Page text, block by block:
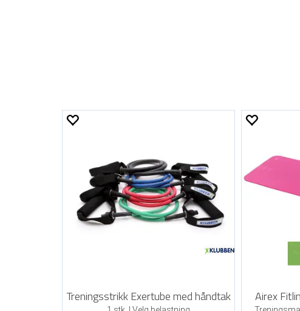
Treningsstrikk Exertube med håndtak Airex